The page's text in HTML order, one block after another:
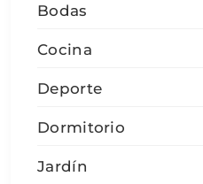
Bodas
Cocina
Deporte
Dormitorio
Jardín